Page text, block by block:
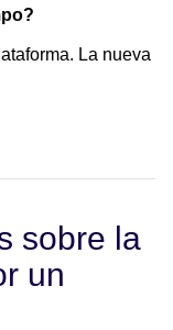
La nueva
sobre la
un